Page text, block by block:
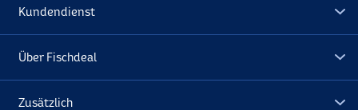
Kundendienst
Über Fischdeal
Zusätzlich